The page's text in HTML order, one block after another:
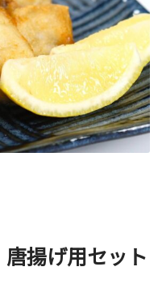
揚げ用セット